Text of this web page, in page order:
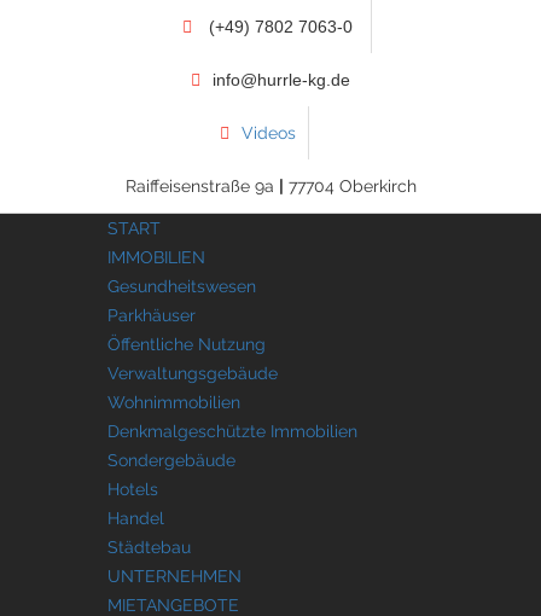
(+49) 7802 7063-0
info@hurrle-kg.de
Videos
Raiffeisenstraße 9a | 77704 Oberkirch
START
IMMOBILIEN
Gesundheitswesen
Parkhäuser
Öffentliche Nutzung
Verwaltungsgebäude
Wohnimmobilien
Denkmalgeschützte Immobilien
Sondergebäude
Hotels
Handel
Städtebau
UNTERNEHMEN
MIETANGEBOTE